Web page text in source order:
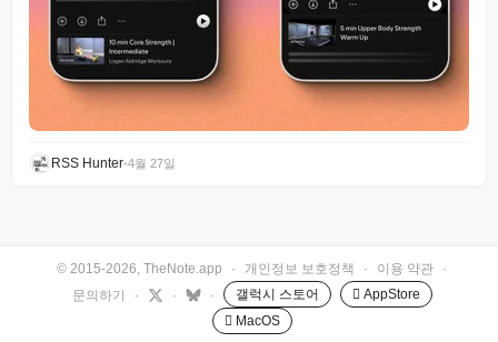
RSS Hunter•4월 27일
© 2015-2026, TheNote.app · 개인정보 보호정책 · 이용 약관
·
문의하기
· · · 갤럭시 스토어
 AppStore
 MacOS